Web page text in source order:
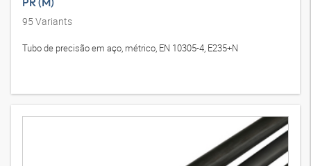
95 Variants
Tubo de precisão em aço, métrico, EN 10305-4, E235+N